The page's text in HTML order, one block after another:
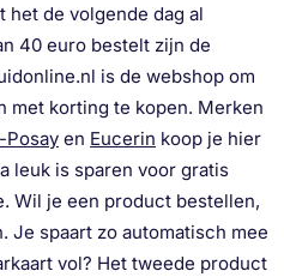
de volgende dag al
40 euro bestelt zijn de
is de webshop om
met korting te kopen. Merken
Posay en Eucerin koop je hier
leuk is sparen voor gratis
Wil je een product bestellen,
Je spaart zo automatisch mee
vol? Het tweede product